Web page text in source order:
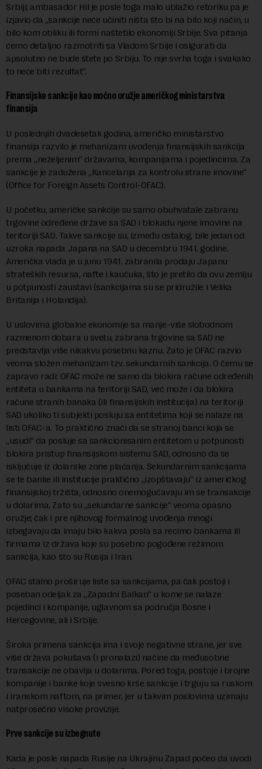
Srbiji; ambasador Hil je posle toga malo ublažio retoriku pa je
izjavio da „sankcije neće učiniti ništa što bi na bilo koji način, u
bilo kom obliku ili formi naštetilo ekonomiji Srbije. Sva pitanja
ćemo detaljno razmotriti sa Vladom Srbije i osigurati da
apsolutno ne bude štete po Srbiju. To nije svrha toga i svakako
to neće biti rezultat“.
Finansijske sankcije kao moćno oružje američkog ministarstva
finansija
U poslednjih dvadesetak godina, američko ministarstvo
finansija razvilo je mehanizam uvođenja finansijskih sankcija
prema „neželjenim“ državama, kompanijama i pojedincima. Za
sankcije je zadužena „Kancelarija za kontrolu strane imovine“
(Office for Foreign Assets Control-OFAC).
U početku, američke sankcije su samo obuhvatale zabranu
trgovine određene države sa SAD i blokadu njene imovine na
teritoriji SAD. Takve sankcije su, između ostalog, bile jedan od
uzroka napada Japana na SAD u decembru 1941. godine.
Američka vlada je u junu 1941. zabranila prodaju Japanu
strateških resursa, nafte i kaučuka, što je pretilo da ovu zemlju
u potpunosti zaustavi (sankcijama su se pridružile i Velika
Britanija i Holandija).
U uslovima globalne ekonomije sa manje-više slobodnom
razmenom dobara u svetu, zabrana trgovine sa SAD ne
predstavlja više nikakvu posebnu kaznu. Zato je OFAC razvio
veoma složen mehanizam tzv. sekundarnih sankcija. O čemu se
zapravo radi: OFAC može ne samo da blokira račune određenih
entiteta u bankama na teritoriji SAD, već može i da blokira
račune stranih banaka (ili finansijskih institucija) na teritoriji
SAD ukoliko ti subjekti posluju sa entitetima koji se nalaze na
listi OFAC-a. To praktično znači da se stranoj banci koja se
„usudi“ da posluje sa sankcionisanim entitetom u potpunosti
blokira pristup finansijskom sistemu SAD, odnosno da se
isključuje iz dolarske zone plaćanja. Sekundarnim sankcijama
se te banke ili institucije praktično „izopštavaju“ iz američkog
finansijskoj tržišta, odnosno onemogućavaju im se transakcije
u dolarima. Zato su „sekundarne sankcije“ veoma opasno
oružje; čak i pre njihovog formalnog uvođenja mnogi
izbegavaju da imaju bilo kakva posla sa recimo bankama ili
firmama iz država koje su posebno pogođene režimom
sankcija, kao što su Rusija i Iran.
OFAC stalno proširuje liste sa sankcijama, pa čak postoji i
poseban odeljak za „Zapadni Balkan“ u kome se nalaze
pojedinci i kompanije, uglavnom sa područja Bosne i
Hercegovine, ali i Srbije.
Široka primena sankcija ima i svoje negativne strane, jer sve
više država pokušava (i pronalazi) načine da međusobne
transakcije ne obavlja u dolarima. Pored toga, postoje i brojne
kompanije i banke koje svesno krše sankcije i trguju sa ruskom
i iranskom naftom, na primer, jer u takvim poslovima uzimaju
natprosečno visoke provizije.
Prve sankcije su izbegnute
Kada je posle napada Rusije na Ukrajinu Zapad počeo da uvodi